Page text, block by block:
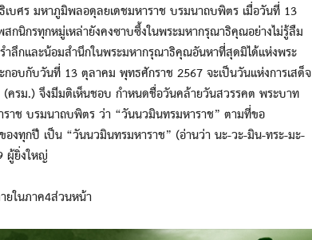
บศร มหาภูมิพลอดุลยเดชมหาราช บรมนาถบพิตร เมื่อวันที่ 13
นิกรทุกหมู่เหล่ายังคงซาบซึ้งในพระมหากรุณาธิคุณอย่างไม่รู้ลืม
ำลึกและน้อมสำนึกในพระมหากรุณาธิคุณอันหาที่สุดมิได้แห่งพระ
บกับวันที่ 13 ตุลาคม พุทธศักราช 2567 จะเป็นวันแห่งการเสด็จ
รม.) จึงมีมติเห็นชอบ กำหนดชื่อวันคล้ายวันสวรรคต พระบาท
าช บรมนาถบพิตร ว่า “วันนวมินทรมหาราช” ตามที่ขอ
ทุกปี เป็น “วันนวมินทรมหาราช” (อ่านว่า นะ-วะ-มิน-ทระ-มะ-
ผู้ยิ่งใหญ่
ยในภาค4ส่วนหน้า